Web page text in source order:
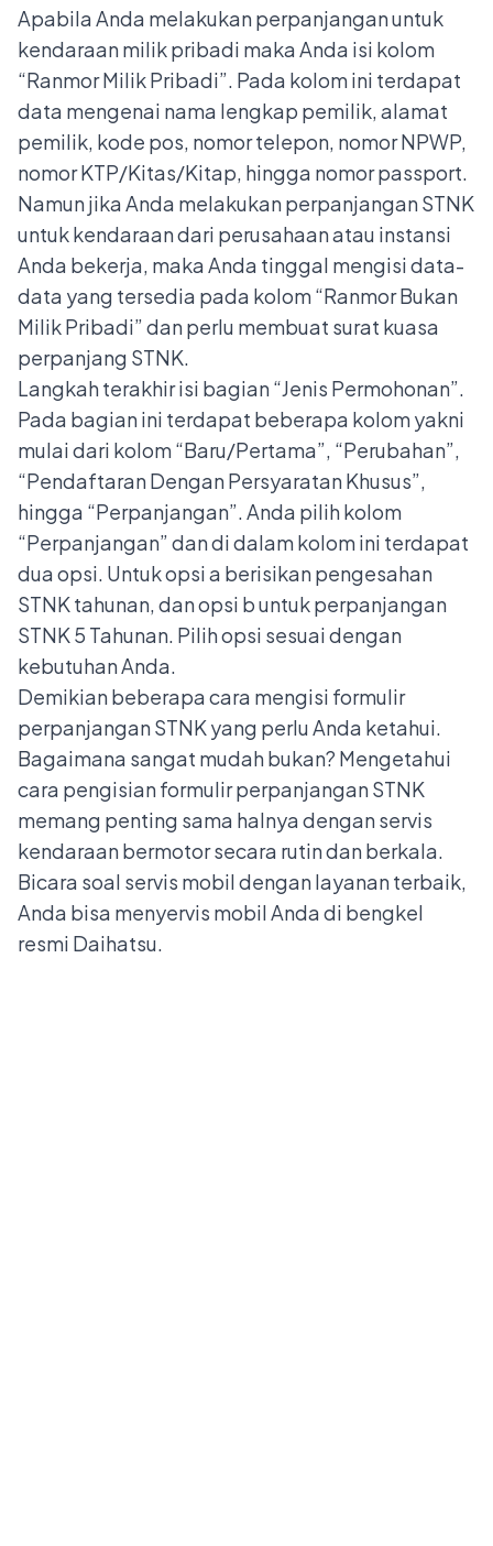
Apabila Anda melakukan perpanjangan untuk
kendaraan milik pribadi maka Anda isi kolom
“Ranmor Milik Pribadi”. Pada kolom ini terdapat
data mengenai nama lengkap pemilik, alamat
pemilik, kode pos, nomor telepon, nomor NPWP,
nomor KTP/Kitas/Kitap, hingga nomor passport.
Namun jika Anda melakukan perpanjangan STNK
untuk kendaraan dari perusahaan atau instansi
Anda bekerja, maka Anda tinggal mengisi data-
data yang tersedia pada kolom “Ranmor Bukan
Milik Pribadi” dan perlu membuat surat kuasa
perpanjang STNK.
Langkah terakhir isi bagian “Jenis Permohonan”.
Pada bagian ini terdapat beberapa kolom yakni
mulai dari kolom “Baru/Pertama”, “Perubahan”,
“Pendaftaran Dengan Persyaratan Khusus”,
hingga “Perpanjangan”. Anda pilih kolom
“Perpanjangan” dan di dalam kolom ini terdapat
dua opsi. Untuk opsi a berisikan pengesahan
STNK tahunan, dan opsi b untuk perpanjangan
STNK 5 Tahunan. Pilih opsi sesuai dengan
kebutuhan Anda.
Demikian beberapa cara mengisi formulir
perpanjangan STNK yang perlu Anda ketahui.
Bagaimana sangat mudah bukan? Mengetahui
cara pengisian formulir perpanjangan STNK
memang penting sama halnya dengan servis
kendaraan bermotor secara rutin dan berkala.
Bicara soal servis mobil dengan layanan terbaik,
Anda bisa menyervis mobil Anda di bengkel
resmi Daihatsu.